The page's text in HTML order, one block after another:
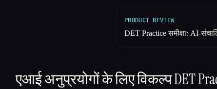
PRODUCT REVIEW
DET Practice समीक्षा: AI-
एआई अनुप्रयोगों के लिए विकल्पDET